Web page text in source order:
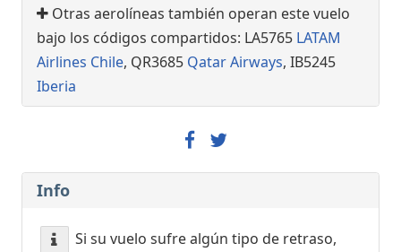
Otras aerolíneas también operan este vuelo
bajo los códigos compartidos: LA5765 LATAM
Airlines Chile, QR3685 Qatar Airways, IB5245
Iberia
Info
Si su vuelo sufre algún tipo de retraso,